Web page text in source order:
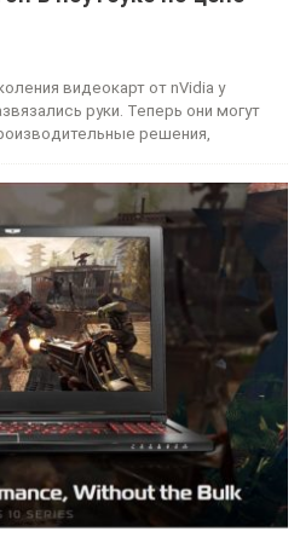
видеокарт от nVidia у
руки. Теперь они могут
решения,